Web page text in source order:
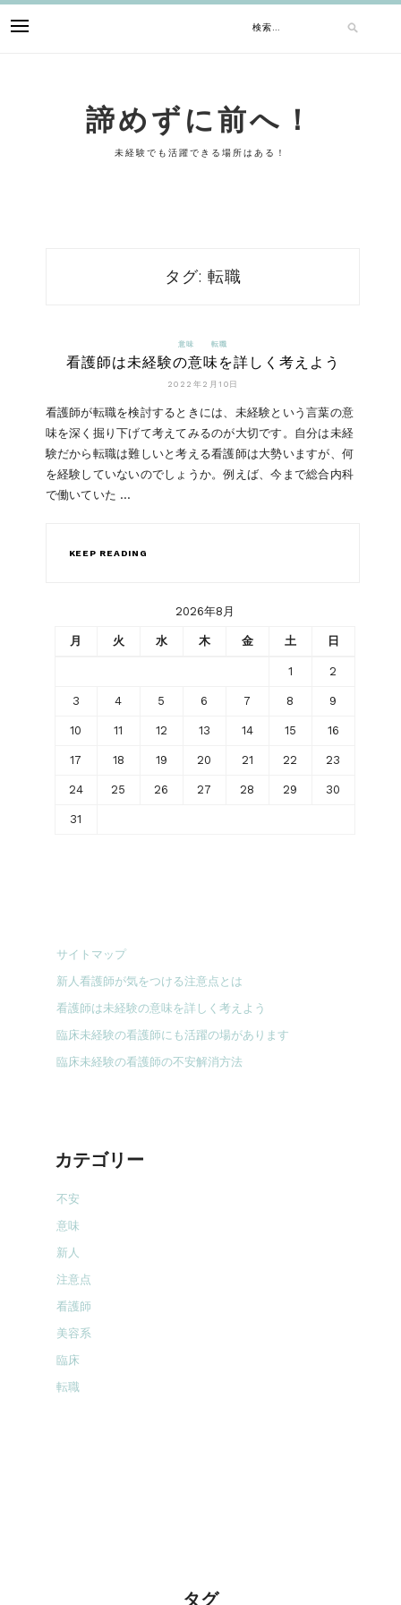
to
諦めずに前へ！
未経験でも活躍できる場所はある！
タグ: 転職
意味 転職
看護師は未経験の意味を詳しく考えよう
2022年2月10日
看護師が転職を検討するときには、未経験という言葉の意
味を深く掘り下げて考えてみるのが大切です。自分は未経
験だから転職は難しいと考える看護師は大勢いますが、何
を経験していないのでしょうか。例えば、今まで総合内科
で働いていた …
KEEP READING
2026年8月
月 火 水 木 金 土 日
1 2
3 4 5 6 7 8 9
10 11 12 13 14 15 16
17 18 19 20 21 22 23
24 25 26 27 28 29 30
31
サイトマップ
新人看護師が気をつける注意点とは
看護師は未経験の意味を詳しく考えよう
臨床未経験の看護師にも活躍の場があります
臨床未経験の看護師の不安解消方法
カテゴリー
不安
意味
新人
注意点
看護師
美容系
臨床
転職
タグ